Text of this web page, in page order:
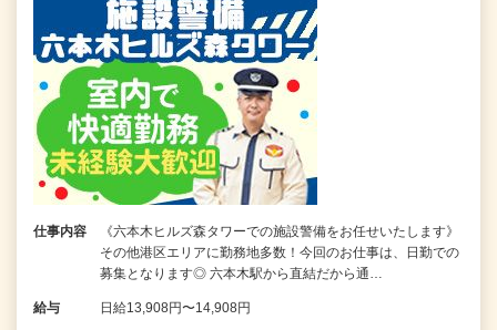
仕事内容
《六本木ヒルズ森タワーでの施設警備をお任せいたします》
その他港区エリアに勤務地多数！今回のお仕事は、日勤での
募集となります◎ 六本木駅から直結だから通…
給与 日給13,908円〜14,908円